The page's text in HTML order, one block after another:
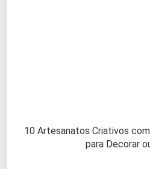
10 Artesanatos Criativos
para Decorar